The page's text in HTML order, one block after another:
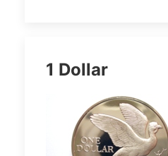
1 Dollar